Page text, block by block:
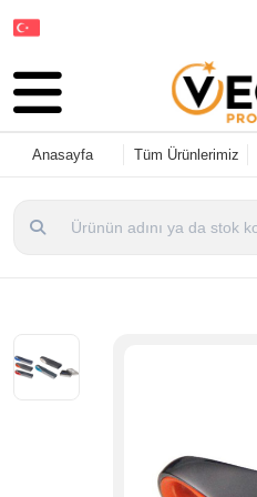
Anasayfa Tüm Ürünlerimiz